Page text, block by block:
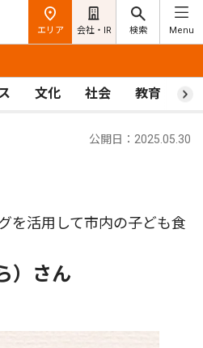
エリア 会社・IR 検索 Menu
文化 社会 教育 ス
公開日：2025.05.30
を活用して市内の子ども食
）さん